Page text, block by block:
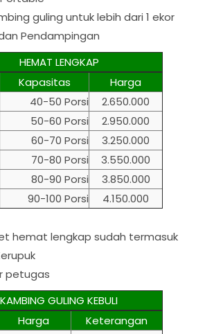
guling untuk lebih dari 1 ekor
Pendampingan
HEMAT LENGKAP
Kapasitas
Harga
40-50 Porsi
2.650.000
50-60 Porsi
2.950.000
60-70 Porsi
3.250.000
70-80 Porsi
3.550.000
80-90 Porsi
3.850.000
90-100 Porsi
4.150.000
hemat lengkap sudah termasuk
petugas
KAMBING GULING KEBULI
Harga
Keterangan